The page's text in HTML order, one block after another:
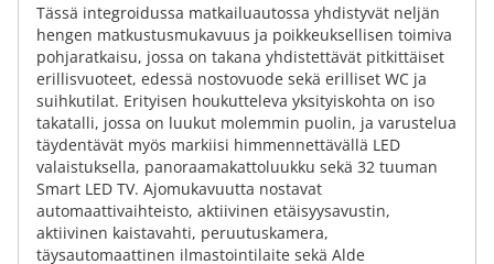
Tässä integroidussa matkailuautossa yhdistyvät neljän
hengen matkustusmukavuus ja poikkeuksellisen toimiva
pohjaratkaisu, jossa on takana yhdistettävät pitkittäiset
erillisvuoteet, edessä nostovuode sekä erilliset WC ja
suihkutilat. Erityisen houkutteleva yksityiskohta on iso
takatalli, jossa on luukut molemmin puolin, ja varustelua
täydentävät myös markiisi himmennettävällä LED
valaistuksella, panoraamakattoluukku sekä 32 tuuman
Smart LED TV. Ajomukavuutta nostavat
automaattivaihteisto, aktiivinen etäisyysavustin,
aktiivinen kaistavahti, peruutuskamera,
täysautomaattinen ilmastointilaite sekä Alde